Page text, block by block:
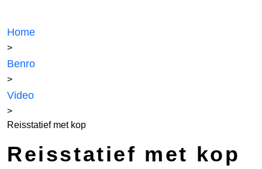
Home
>
Benro
>
Video
>
Reisstatief met kop
Reisstatief met kop